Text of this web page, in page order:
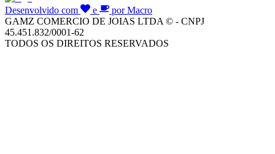
Desenvolvido com e
por Macro
GAMZ COMERCIO DE JOIAS LTDA © - CNPJ
45.451.832/0001-62
TODOS OS DIREITOS RESERVADOS